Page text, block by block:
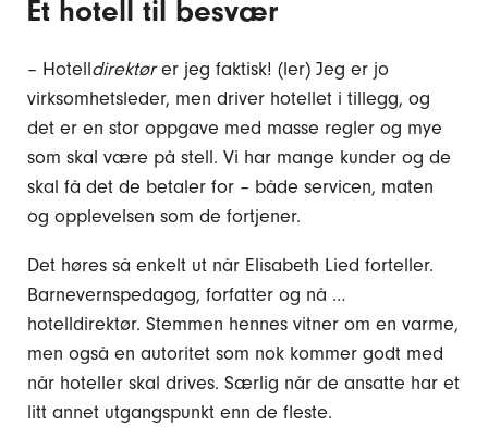
Et hotell til besvær
– Hotelldirektører jeg faktisk! (ler) Jeg er jo
virksomhetsleder, men driver hotellet i tillegg, og
det er en stor oppgave med masse regler og mye
som skal være på stell. Vi har mange kunder og de
skal få det de betaler for – både servicen, maten
og opplevelsen som de fortjener.
Det høres så enkelt ut når Elisabeth Lied forteller.
Barnevernspedagog, forfatter og nå …
hotelldirektør. Stemmen hennes vitner om en varme,
men også en autoritet som nok kommer godt med
når hoteller skal drives. Særlig når de ansatte har et
litt annet utgangspunkt enn de fleste.